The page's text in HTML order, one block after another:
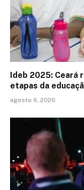
Ideb 2025: Ceará
etapas da
agosto 6, 2026